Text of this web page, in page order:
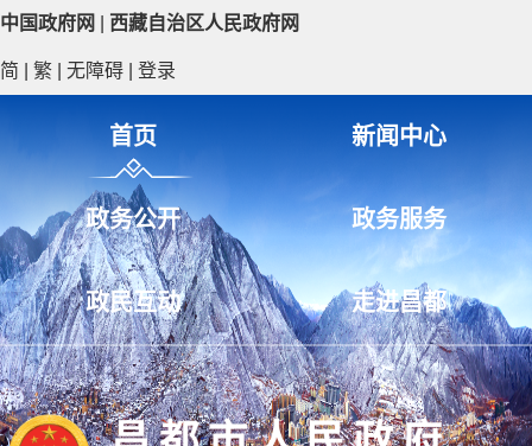
中国政府网 西藏自治区人民政府网
简 繁 无障碍 登录
首页 新闻中心
政务公开 政务服务
政民互动 走进昌都